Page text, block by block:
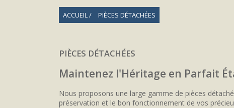
ACCUEIL PIÈCES DÉTACHÉES
PIÈCES DÉTACHÉES
Maintenez l'Héritage en Parfait
Nous proposons une large gamme de pièces
préservation et le bon fonctionnement de vos